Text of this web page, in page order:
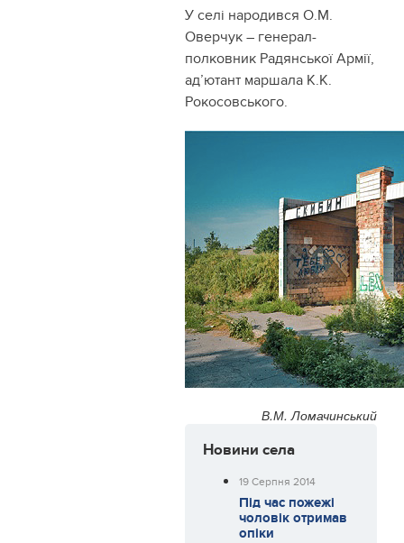
У селі народився О.М.
Оверчук – генерал-
полковник Радянської Армії,
ад’ютант маршала К.К.
Рокосовського.
В.М. Ломачинський
Новини села
19 Серпня 2014
Під час пожежі
чоловік отримав
опіки